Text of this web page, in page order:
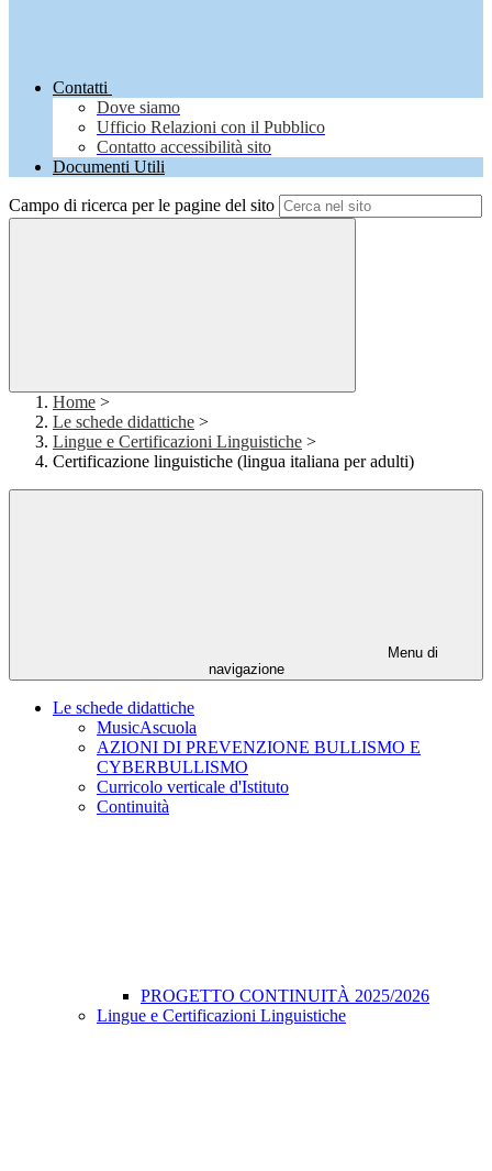
Contatti
Dove siamo
Ufficio Relazioni con il Pubblico
Contatto accessibilità sito
Documenti Utili
Campo di ricerca per le pagine del sito
Home >
Le schede didattiche >
Lingue e Certificazioni Linguistiche >
Certificazione linguistiche (lingua italiana per adulti)
Menu di
navigazione
Le schede didattiche
MusicAscuola
AZIONI DI PREVENZIONE BULLISMO E
CYBERBULLISMO
Curricolo verticale d'Istituto
Continuità
PROGETTO CONTINUITÀ 2025/2026
Lingue e Certificazioni Linguistiche